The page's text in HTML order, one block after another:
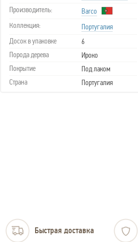
Производитель:
Barco
Коллекция:
Португалия
Досок в упаковке
6
Порода дерева
Ироко
Покрытие
Под лаком
Страна
Португалия
Быстрая доставка